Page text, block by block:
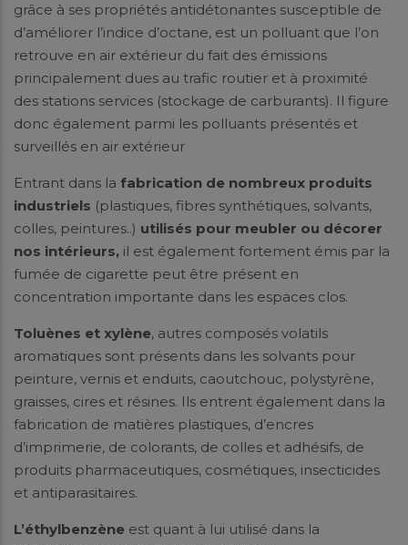
grâce à ses propriétés antidétonantes susceptible de
d’améliorer l’indice d’octane, est un polluant que l’on
retrouve en air extérieur du fait des émissions
principalement dues au trafic routier et à proximité
des stations services (stockage de carburants). Il figure
donc également parmi les polluants présentés et
surveillés en air extérieur
Entrant dans la fabrication de nombreux produits
industriels (plastiques, fibres synthétiques, solvants,
colles, peintures..) utilisés pour meubler ou décorer
nos intérieurs, il est également fortement émis par la
fumée de cigarette peut être présent en
concentration importante dans les espaces clos.
Toluènes et xylène, autres composés volatils
aromatiques sont présents dans les solvants pour
peinture, vernis et enduits, caoutchouc, polystyrène,
graisses, cires et résines. Ils entrent également dans la
fabrication de matières plastiques, d’encres
d’imprimerie, de colorants, de colles et adhésifs, de
produits pharmaceutiques, cosmétiques, insecticides
et antiparasitaires.
L’éthylbenzène est quant à lui utilisé dans la